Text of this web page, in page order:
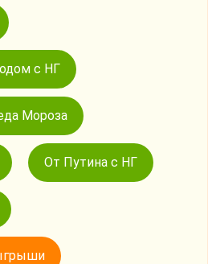
с НГ
Мороза
От Путина с НГ